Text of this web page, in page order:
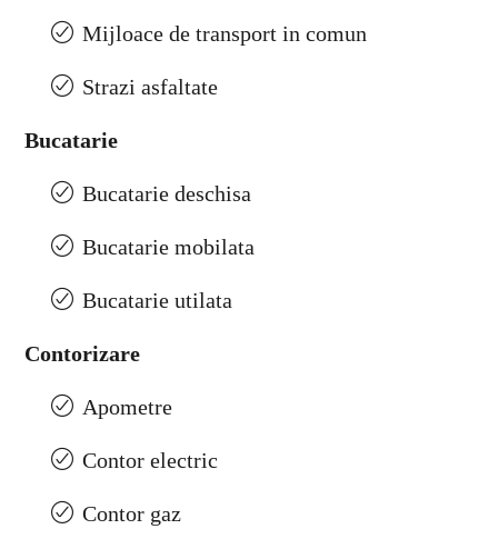
Mijloace de transport in comun
Strazi asfaltate
Bucatarie
Bucatarie deschisa
Bucatarie mobilata
Bucatarie utilata
Contorizare
Apometre
Contor electric
Contor gaz